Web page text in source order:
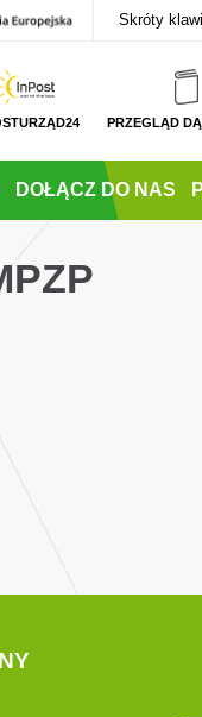
Skróty
PRZEGLĄD
DOŁĄCZ DO NAS